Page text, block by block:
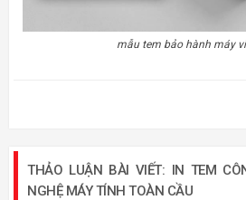
mẫu tem bảo hành máy
THẢO LUẬN BÀI VIẾT: IN TEM
NGHỆ MÁY TÍNH TOÀN CẦU